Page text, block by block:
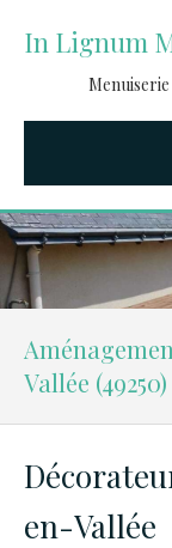
In Lignum
Menuiserie
Vallée (49250)
en-Vallée